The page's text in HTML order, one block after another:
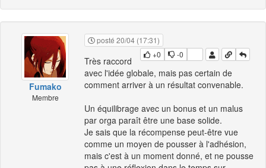
Fumako
Membre
posté 20/04 (17:31)
+0
-0
Très raccord
avec l'idée globale, mais pas certain de
comment arriver à un résultat convenable.
Un équilibrage avec un bonus et un malus
par orga paraît être une base solide.
Je sais que la récompense peut-être vue
comme un moyen de pousser à l'adhésion,
mais c'est à un moment donné, et ne pousse